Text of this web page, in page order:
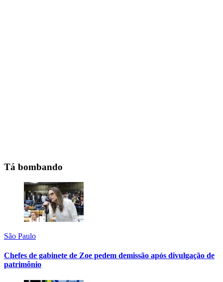
Tá bombando
São Paulo
Chefes de gabinete de Zoe pedem demissão após divulgação de
patrimônio